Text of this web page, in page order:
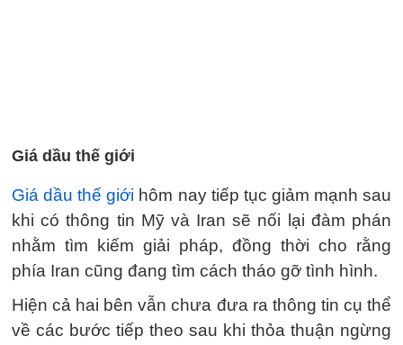
Giá dầu thế giới
Giá dầu thế giới hôm nay tiếp tục giảm mạnh sau
khi có thông tin Mỹ và Iran sẽ nối lại đàm phán
nhằm tìm kiếm giải pháp, đồng thời cho rằng
phía Iran cũng đang tìm cách tháo gỡ tình hình.
Hiện cả hai bên vẫn chưa đưa ra thông tin cụ thể
về các bước tiếp theo sau khi thỏa thuận ngừng